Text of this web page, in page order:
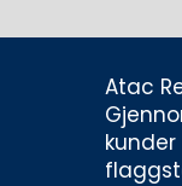
Atac